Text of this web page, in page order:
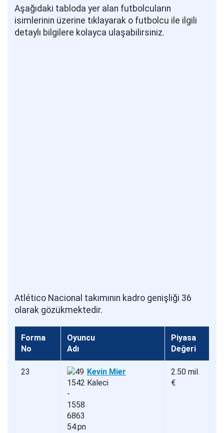
Aşağıdaki tabloda yer alan futbolcuların
isimlerinin üzerine tıklayarak o futbolcu ile ilgili
detaylı bilgilere kolayca ulaşabilirsiniz.
Atlético Nacional takımının kadro genişliği 36
olarak gözükmektedir.
Forma
No
Oyuncu
Adı
Piyasa
Değeri
23
Kevin Mier
Kaleci
2.50 mil.
€